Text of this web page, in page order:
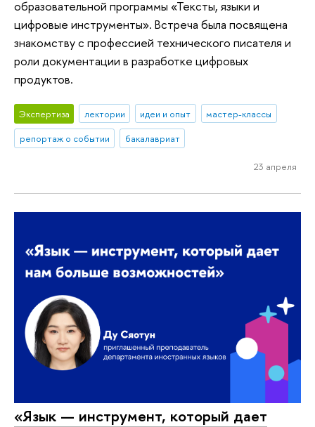
образовательной программы «Тексты, языки и
цифровые инструменты». Встреча была посвящена
знакомству с профессией технического писателя и
роли документации в разработке цифровых
продуктов.
Экспертиза лектории идеи и опыт
мастер-классы
репортаж о событии
бакалавриат
23 апреля
«Язык — инструмент, который дает